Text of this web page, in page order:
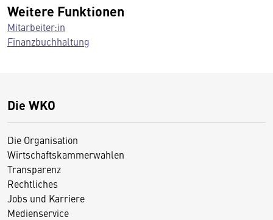
Weitere Funktionen
Mitarbeiter:in
Finanzbuchhaltung
Die WKO
Die Organisation
Wirtschaftskammerwahlen
Transparenz
Rechtliches
Jobs und Karriere
Medienservice